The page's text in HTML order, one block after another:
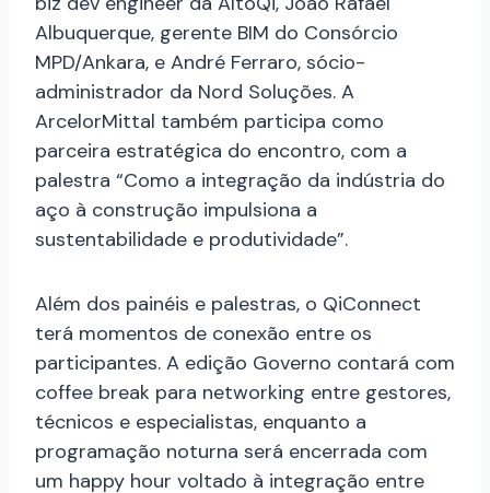
Albuquerque, gerente BIM do Consórcio
MPD/Ankara, e André Ferraro, sócio-
administrador da Nord Soluções. A
ArcelorMittal também participa como
parceira estratégica do encontro, com a
palestra “Como a integração da indústria do
aço à construção impulsiona a
sustentabilidade e produtividade”.
Além dos painéis e palestras, o QiConnect
terá momentos de conexão entre os
participantes. A edição Governo contará com
coffee break para networking entre gestores,
técnicos e especialistas, enquanto a
programação noturna será encerrada com
um happy hour voltado à integração entre